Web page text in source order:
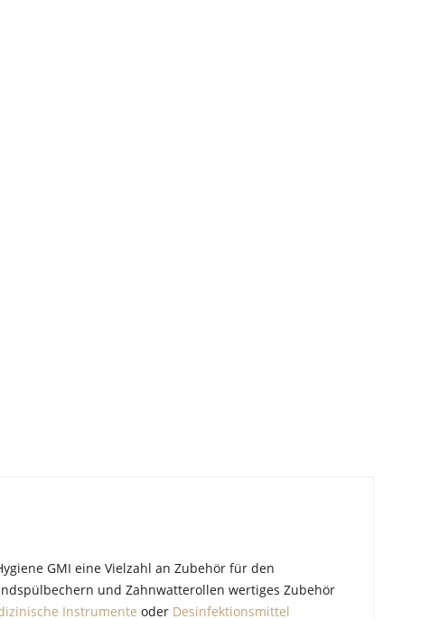
GMI eine Vielzahl an Zubehör für den
und Zahnwatterollen wertiges Zubehör
Instrumente oder Desinfektionsmittel